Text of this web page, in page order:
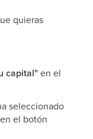
quieras
capital"en el
seleccionado
el botón